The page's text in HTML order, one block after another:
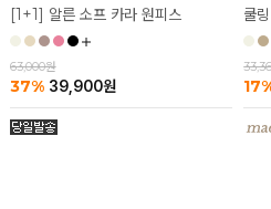
[1+1] 알른 소프 카라 원피스
63,000원
37% 39,900원
쿨